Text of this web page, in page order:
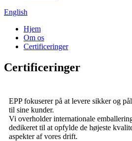
English
Hjem
Om os
Certificeringer
Certificeringer
EPP fokuserer på at levere sikker og
til sine kunder.
Vi overholder internationale
dedikeret til at opfylde de højeste
aspekter af vores drift.